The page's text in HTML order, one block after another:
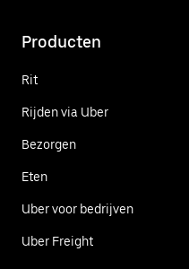
Producten
Rit
Rijden via Uber
Bezorgen
Eten
Uber voor bedrijven
Uber Freight